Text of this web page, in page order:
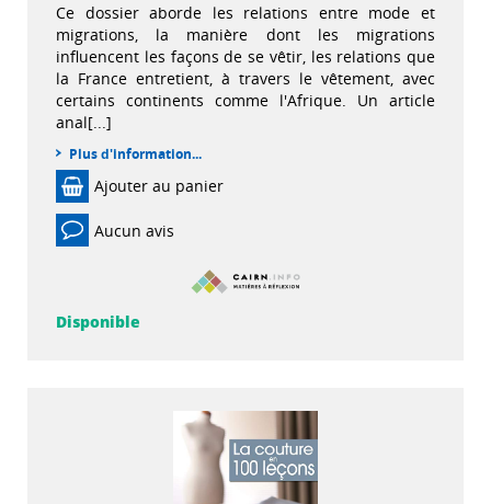
Ce dossier aborde les relations entre mode et
migrations, la manière dont les migrations
influencent les façons de se vêtir, les relations que
la France entretient, à travers le vêtement, avec
certains continents comme l'Afrique. Un article
anal[...]
Plus d'information...
Ajouter au panier
Aucun avis
Disponible